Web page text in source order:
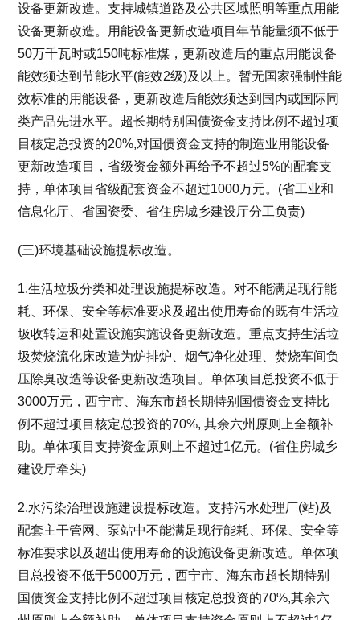
设备更新改造。支持城镇道路及公共区域照明等重点用能
设备更新改造。用能设备更新改造项目年节能量须不低于
50万千瓦时或150吨标准煤，更新改造后的重点用能设备
能效须达到节能水平(能效2级)及以上。暂无国家强制性能
效标准的用能设备，更新改造后能效须达到国内或国际同
类产品先进水平。超长期特别国债资金支持比例不超过项
目核定总投资的20%,对国债资金支持的制造业用能设备
更新改造项目，省级资金额外再给予不超过5%的配套支
持，单体项目省级配套资金不超过1000万元。(省工业和
信息化厅、省国资委、省住房城乡建设厅分工负责)
(三)环境基础设施提标改造。
1.生活垃圾分类和处理设施提标改造。对不能满足现行能
耗、环保、安全等标准要求及超出使用寿命的既有生活垃
圾收转运和处置设施实施设备更新改造。重点支持生活垃
圾焚烧流化床改造为炉排炉、烟气净化处理、焚烧车间负
压除臭改造等设备更新改造项目。单体项目总投资不低于
3000万元，西宁市、海东市超长期特别国债资金支持比
例不超过项目核定总投资的70%, 其余六州原则上全额补
助。单体项目支持资金原则上不超过1亿元。(省住房城乡
建设厅牵头)
2.水污染治理设施建设提标改造。支持污水处理厂(站)及
配套主干管网、泵站中不能满足现行能耗、环保、安全等
标准要求以及超出使用寿命的设施设备更新改造。单体项
目总投资不低于5000万元，西宁市、海东市超长期特别
国债资金支持比例不超过项目核定总投资的70%,其余六